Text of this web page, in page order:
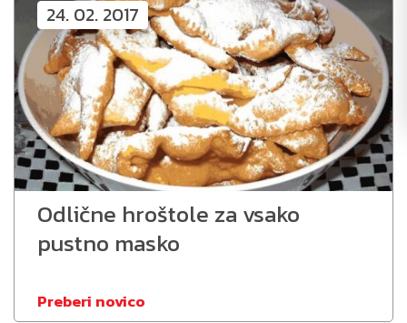
24. 02. 2017
Odlične hroštole za vsako
pustno masko
Preberi novico